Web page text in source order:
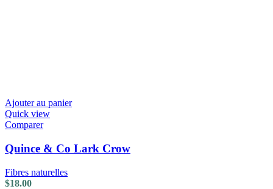
Ajouter au panier
Quick view
Comparer
Quince & Co Lark Crow
Fibres naturelles
$18.00